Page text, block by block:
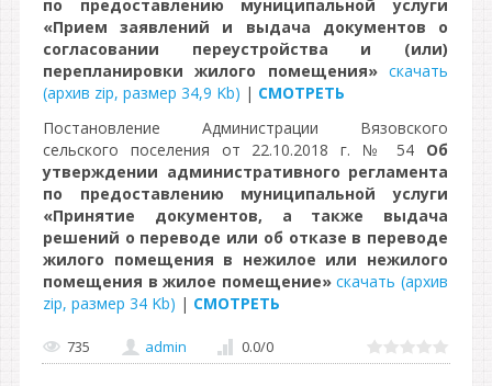
по предоставлению муниципальной услуги
«Прием заявлений и выдача документов о
согласовании переустройства и (или)
перепланировки жилого помещения» скачать
(архив zip, размер 34,9 Kb) | СМОТРЕТЬ
Постановление Администрации Вязовского
сельского поселения от 22.10.2018 г. № 54 Об
утверждении административного регламента
по предоставлению муниципальной услуги
«Принятие документов, а также выдача
решений о переводе или об отказе в переводе
жилого помещения в нежилое или нежилого
помещения в жилое помещение» скачать (архив
zip, размер 34 Kb) | СМОТРЕТЬ
735 admin 0.0/0